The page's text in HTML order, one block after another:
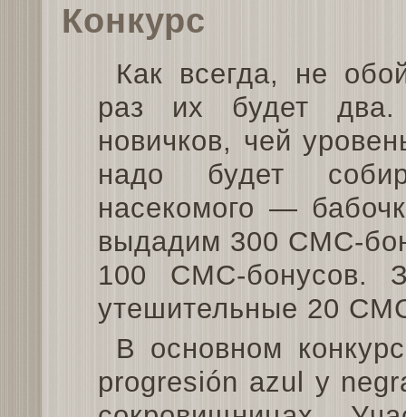
Конкурс
Как всегда, не
раз их будет два.
новичков, чей
надо будет
насекомого —
выдадим 300 СМС-
100 СМС-бонусов.
утешительные 20
В основном
progresión azul y